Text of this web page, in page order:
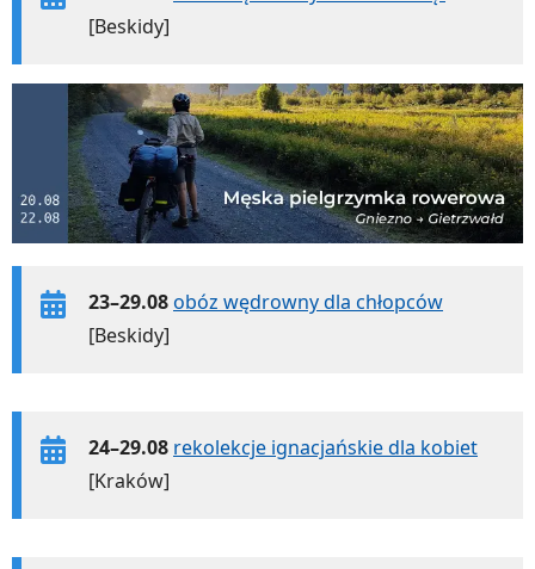
[Beskidy]
23–29.08obóz wędrowny dla chłopców
[Beskidy]
24–29.08 rekolekcje ignacjańskie dla kobiet
[Kraków]